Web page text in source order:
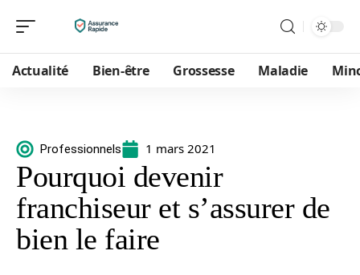
Actualité Bien-être Grossesse Maladie
Professionnels 1 mars 2021
Pourquoi devenir
franchiseur et s’assurer de
bien le faire